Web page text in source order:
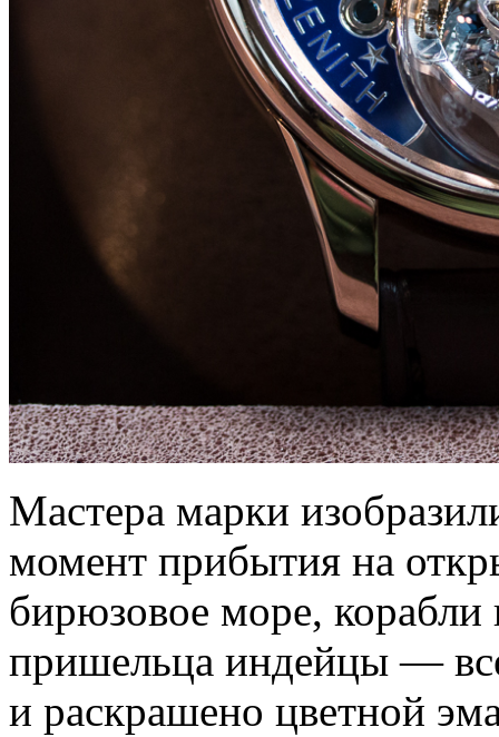
Мастера марки
момент прибытия на
бирюзовое море,
пришельца индейцы —
и раскрашено цветной